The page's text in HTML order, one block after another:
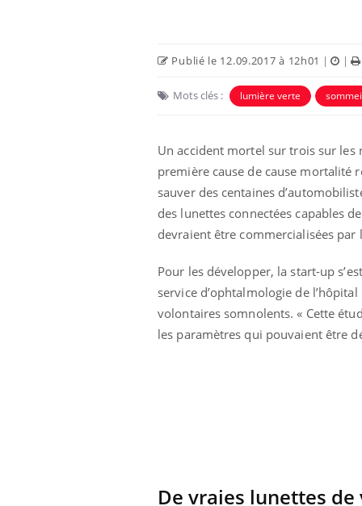
Publié le 12.09.2017 à 12h01 | |
Mots clés : lumière verte
Un accident mortel sur trois sur les
première cause de cause mortalité
sauver des centaines
des lunettes connectées capables
devraient être commercialisées par
Pour les développer, la start-up
service d’ophtalmologie de
volontaires somnolents. « Cette
les paramètres qui pouvaient être
De vraies lunettes de
La sieste empêche-t-elle
de dormir la nuit ?